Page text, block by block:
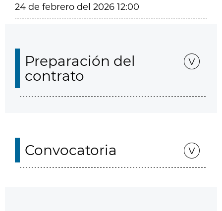
24 de febrero del 2026 12:00
Preparación del
contrato
Convocatoria